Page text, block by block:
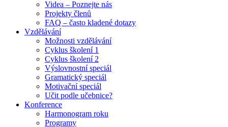
Videa – Poznejte nás
Projekty členů
FAQ – často kladené dotazy
Vzdělávání
Možnosti vzdělávání
Cyklus školení 1
Cyklus školení 2
Výslovnostní speciál
Gramatický speciál
Motivační speciál
Učit podle učebnice?
Konference
Harmonogram roku
Programy